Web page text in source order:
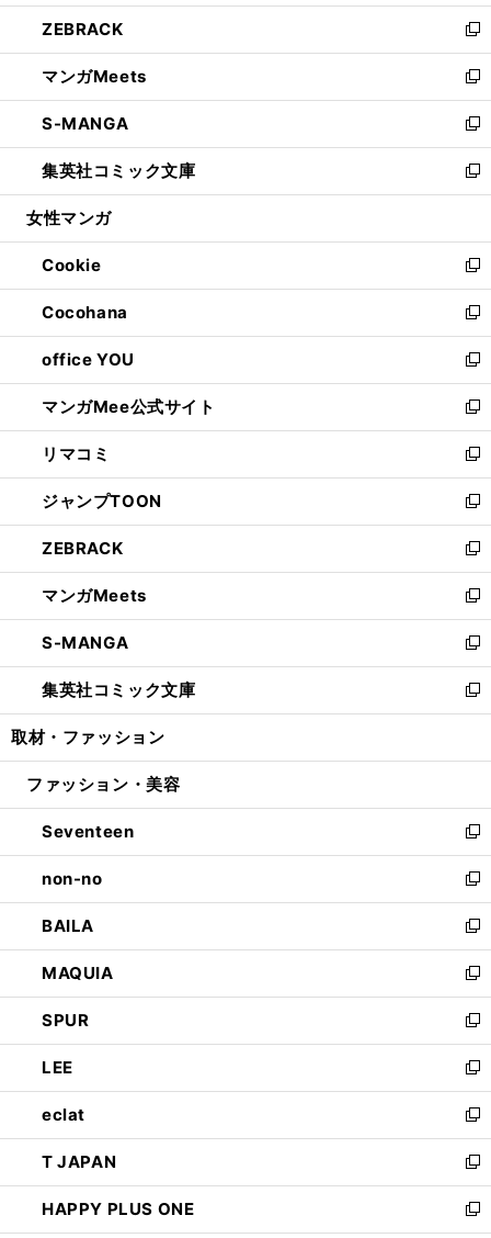
開
く
ウ
で
開
く
ン
ド
ウ
で
開
く
ウ
ィ
ン
ド
ウ
で
開
く
し
い
ウ
ィ
ン
ド
ウ
で
開
ZEBRACK
新
し
い
ウ
ィ
ン
ド
ウ
開
く
マンガMeets
新
し
い
ウ
ィ
ン
ウ
で
開
く
S-MANGA
新
し
い
ウ
ン
ド
ウ
で
開
く
集英社コミック文庫
新
し
ウ
ィ
ン
ド
ウ
で
開
く
女性マンガ
Cookie
新
し
い
ウ
ィ
ン
ド
ウ
で
開
く
Cocohana
新
し
い
ウ
ィ
ン
ド
ウ
で
開
く
office YOU
新
し
い
ウ
ィ
ン
ド
ウ
で
開
く
マンガMee公式サイト
新
し
い
ウ
ィ
ン
ド
ウ
で
開
く
リマコミ
新
し
い
ウ
ィ
ン
ド
ウ
で
開
く
ジャンプTOON
新
し
い
ウ
ィ
ン
ド
ウ
で
開
ZEBRACK
新
し
い
ウ
ィ
ン
ド
ウ
開
マンガMeets
新
し
い
ウ
ィ
ン
ウ
開
く
S-MANGA
新
し
い
ウ
ン
ウ
で
開
く
集英社コミック文庫
新
し
ウ
ン
ド
ウ
で
開
く
取材・ファッション
ファッション・美容
Seventeen
新
し
い
ウ
ィ
ン
ド
ウ
で
開
く
non-no
新
し
い
ウ
ィ
ン
ド
ウ
で
開
く
BAILA
新
し
い
ウ
ィ
ン
ド
ウ
で
開
く
MAQUIA
新
し
い
ウ
ィ
ン
ド
ウ
で
開
く
SPUR
新
し
い
ウ
ィ
ン
ド
ウ
で
開
LEE
新
し
い
ウ
ィ
ン
ド
ウ
eclat
新
し
い
ウ
ィ
T JAPAN
新
し
い
HAPPY PLUS ONE
新